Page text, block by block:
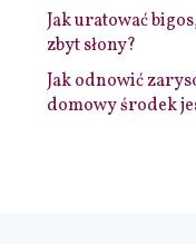
Jak uratować
zbyt słony?
Jak odnowić
domowy środek